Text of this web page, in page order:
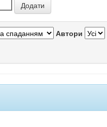
Автори